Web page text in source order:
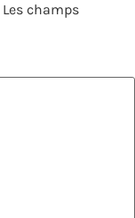
Les champs